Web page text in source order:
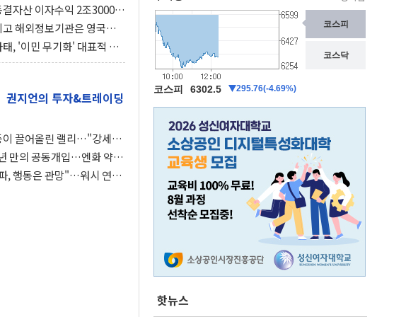
자산 이자수익 2조3000억
원… 지금까지 5차례 13조
해외정보기관은 영국의
는 프랑스의 대외안보총국
태, '이민 무기화' 대표적 사
모 10분의 1 모로코의 스
단
권지언의 투자&트레이딩
이 끌어올린 랠리…"강세장
열 경고등"
만의 공동개입…엔화 약세
끝나지 않았다
, 행동은 관망"…워시 연준,
핫뉴스